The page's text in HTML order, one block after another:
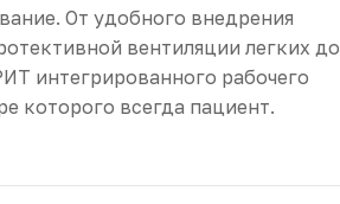
От удобного внедрения
вентиляции легких до
интегрированного рабочего
которого всегда пациент.